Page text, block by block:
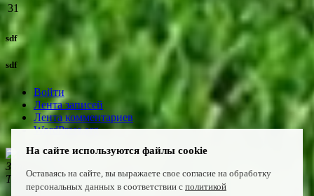
31
sdf
sdf
Войти
Лента записей
Лента комментариев
WordPress.org
Запишитесь к нам сегодня!
Телефон:+7(4922) 47-06-22
На сайте используются файлы cookie
Оставаясь на сайте, вы выражаете свое согласие на обработку
персональных данных в соответствии с политикой